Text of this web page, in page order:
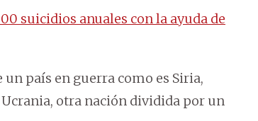
suicidios anuales con la ayuda de
país en guerra como es Siria,
otra nación dividida por un